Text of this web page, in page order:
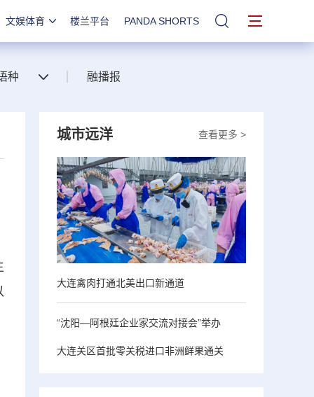
文娱体育 楼兰平台 PANDA SHORTS 站内搜索
种 融播报
查看更多 >
城市远洋
大连禽肉打通北美出口新通道
“沈阳—阿根廷企业家交流对接会”举办
大连关区首批零关税进口非洲鲜果通关